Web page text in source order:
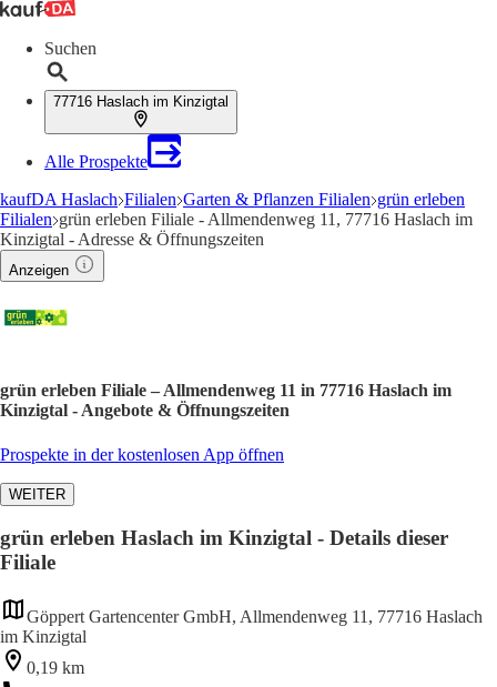
Suchen
77716 Haslach im Kinzigtal
Alle Prospekte
kaufDA Haslach Filialen Garten & Pflanzen Filialen grün erleben
Filialen grün erleben Filiale - Allmendenweg 11, 77716 Haslach im
Kinzigtal - Adresse & Öffnungszeiten
Anzeigen
grün erleben Filiale – Allmendenweg 11 in 77716 Haslach im
Kinzigtal - Angebote & Öffnungszeiten
Prospekte in der kostenlosen App öffnen
WEITER
grün erleben Haslach im Kinzigtal - Details dieser
Filiale
Göppert Gartencenter GmbH, Allmendenweg 11, 77716 Haslach
im Kinzigtal
0,19 km